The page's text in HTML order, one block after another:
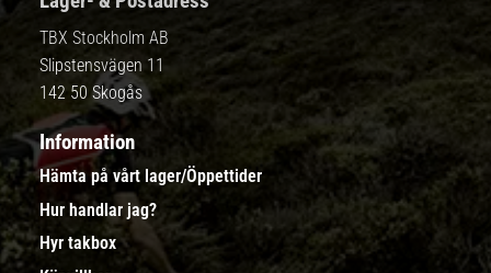
TBX Stockholm AB
Slipstensvägen 11
142 50 Skogås
Information
Hämta på vårt lager/Öppettider
Hur handlar jag?
Hyr takbox